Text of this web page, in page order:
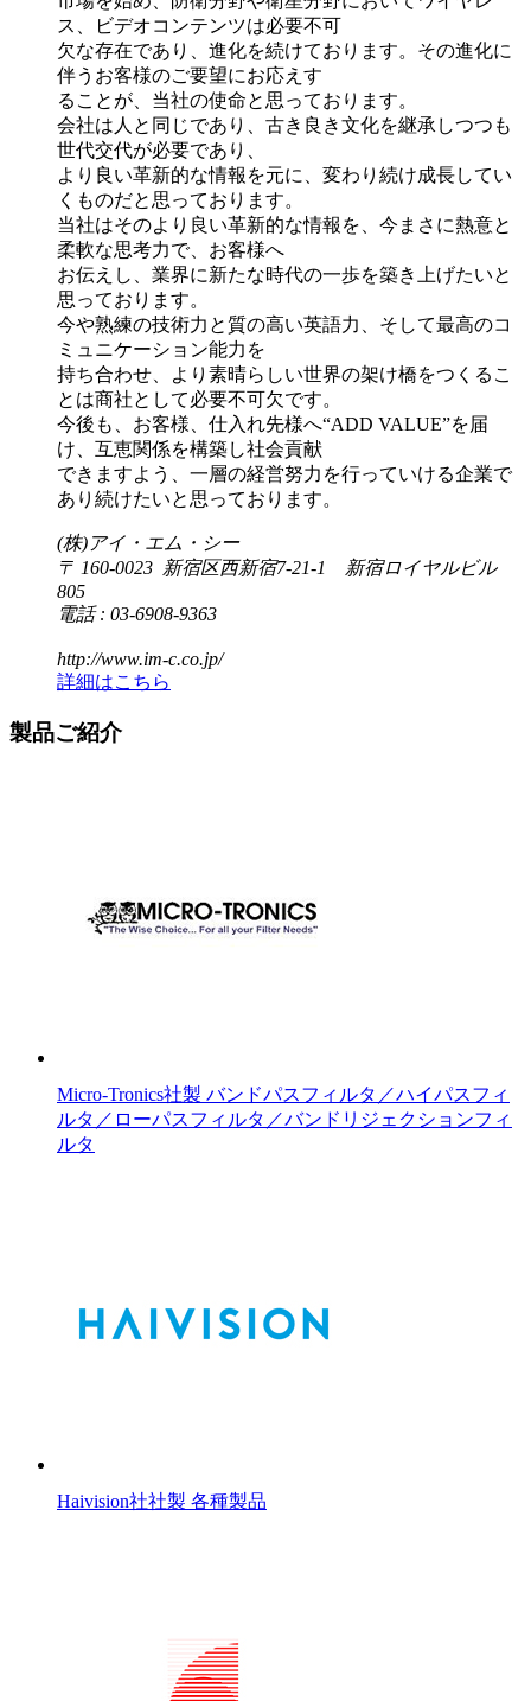
ス、ビデオコンテンツは必要不可
欠な存在であり、進化を続けております。その進化に
伴うお客様のご要望にお応えす
ることが、当社の使命と思っております。
会社は人と同じであり、古き良き文化を継承しつつも
世代交代が必要であり、
より良い革新的な情報を元に、変わり続け成長してい
くものだと思っております。
当社はそのより良い革新的な情報を、今まさに熱意と
柔軟な思考力で、お客様へ
お伝えし、業界に新たな時代の一歩を築き上げたいと
思っております。
今や熟練の技術力と質の高い英語力、そして最高のコ
ミュニケーション能力を
持ち合わせ、より素晴らしい世界の架け橋をつくるこ
とは商社として必要不可欠です。
今後も、お客様、仕入れ先様へ“ADD VALUE”を届
け、互恵関係を構築し社会貢献
できますよう、一層の経営努力を行っていける企業で
あり続けたいと思っております。
(株)アイ・エム・シー
〒 160-0023 新宿区西新宿7-21-1 新宿ロイヤルビル
805
電話 : 03-6908-9363
http://www.im-c.co.jp/
詳細はこちら
製品ご紹介
Micro-Tronics社製 バンドパスフィルタ／ハイパスフィ
ルタ／ローパスフィルタ／バンドリジェクションフィ
ルタ
Haivision社社製 各種製品